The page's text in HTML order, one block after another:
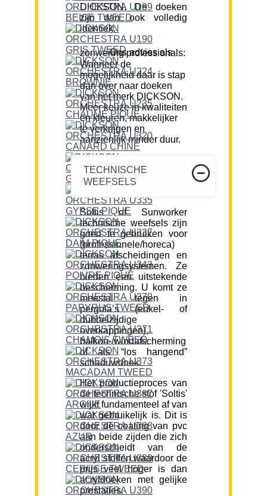
DICKSON. De doeken
zijn dan ook volledig
identiek.
Ons advies als zonwering professionals:
Wanneer de
mogelijkheid daar is stap
dan over naar doeken
van het merk DICKSON.
Meer keuze in kwaliteiten
en kleuren, makkelijker
te verkrijgen en
aanzienlijk minder duur.
TECHNISCHE
WEEFSELS
Soltis of Sunworker
technische weefsels zijn
goed te gebruiken voor
(professionele/horeca)
terras afscheidingen en
zonweringsystemen. Ze
bieden een uitstekende
bescherming. U komt ze
meestal tegen in
pergola’s (enkel- of
dubbelzijdige
overkappingen),
balkon-/windafscherming
of als “los hangend”
schaduwdoek.
Het productieproces van
de technische stof 'Soltis'
wijkt fundamenteel af van
wat gebruikelijk is. Dit is
door de coating van pvc
aan beide zijden die zich
onderscheidt van de
acryl stoffen waardoor de
prijs veel hoger is dan
acryldoeken met gelijke
prestaties.